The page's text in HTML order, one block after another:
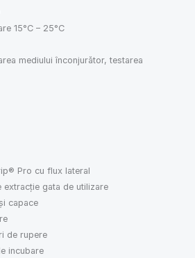
15°C – 25°C
mediului înconjurător, testarea
Pro cu flux lateral
gata de utilizare
capace
de rupere
incubare